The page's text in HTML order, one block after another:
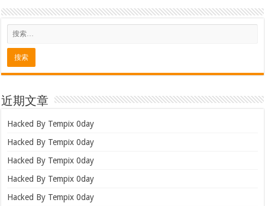
近期文章
Hacked By Tempix 0day
Hacked By Tempix 0day
Hacked By Tempix 0day
Hacked By Tempix 0day
Hacked By Tempix 0day